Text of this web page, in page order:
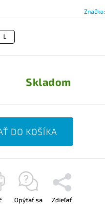
Značka:
Skladom
DO KOŠÍKA
Opýtať sa Zdieľať